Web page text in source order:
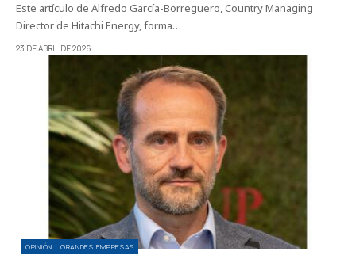
Este artículo de Alfredo García-Borreguero, Country Managing
Director de Hitachi Energy, forma…
23 DE ABRIL DE 2026
OPINIÓN GRANDES EMPRESAS